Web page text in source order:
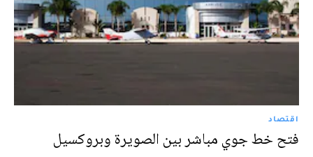
اقتصاد
فتح خط جوي مباشر بين الصويرة وبروكسيل